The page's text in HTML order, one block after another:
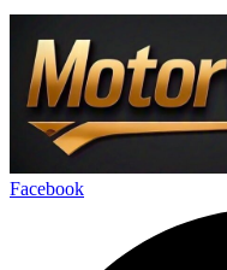
Facebook